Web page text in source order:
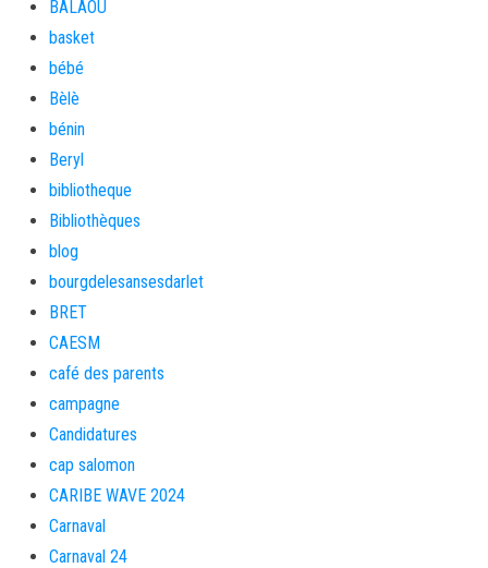
BALAOU
basket
bébé
Bèlè
bénin
Beryl
bibliotheque
Bibliothèques
blog
bourgdelesansesdarlet
BRET
CAESM
café des parents
campagne
Candidatures
cap salomon
CARIBE WAVE 2024
Carnaval
Carnaval 24